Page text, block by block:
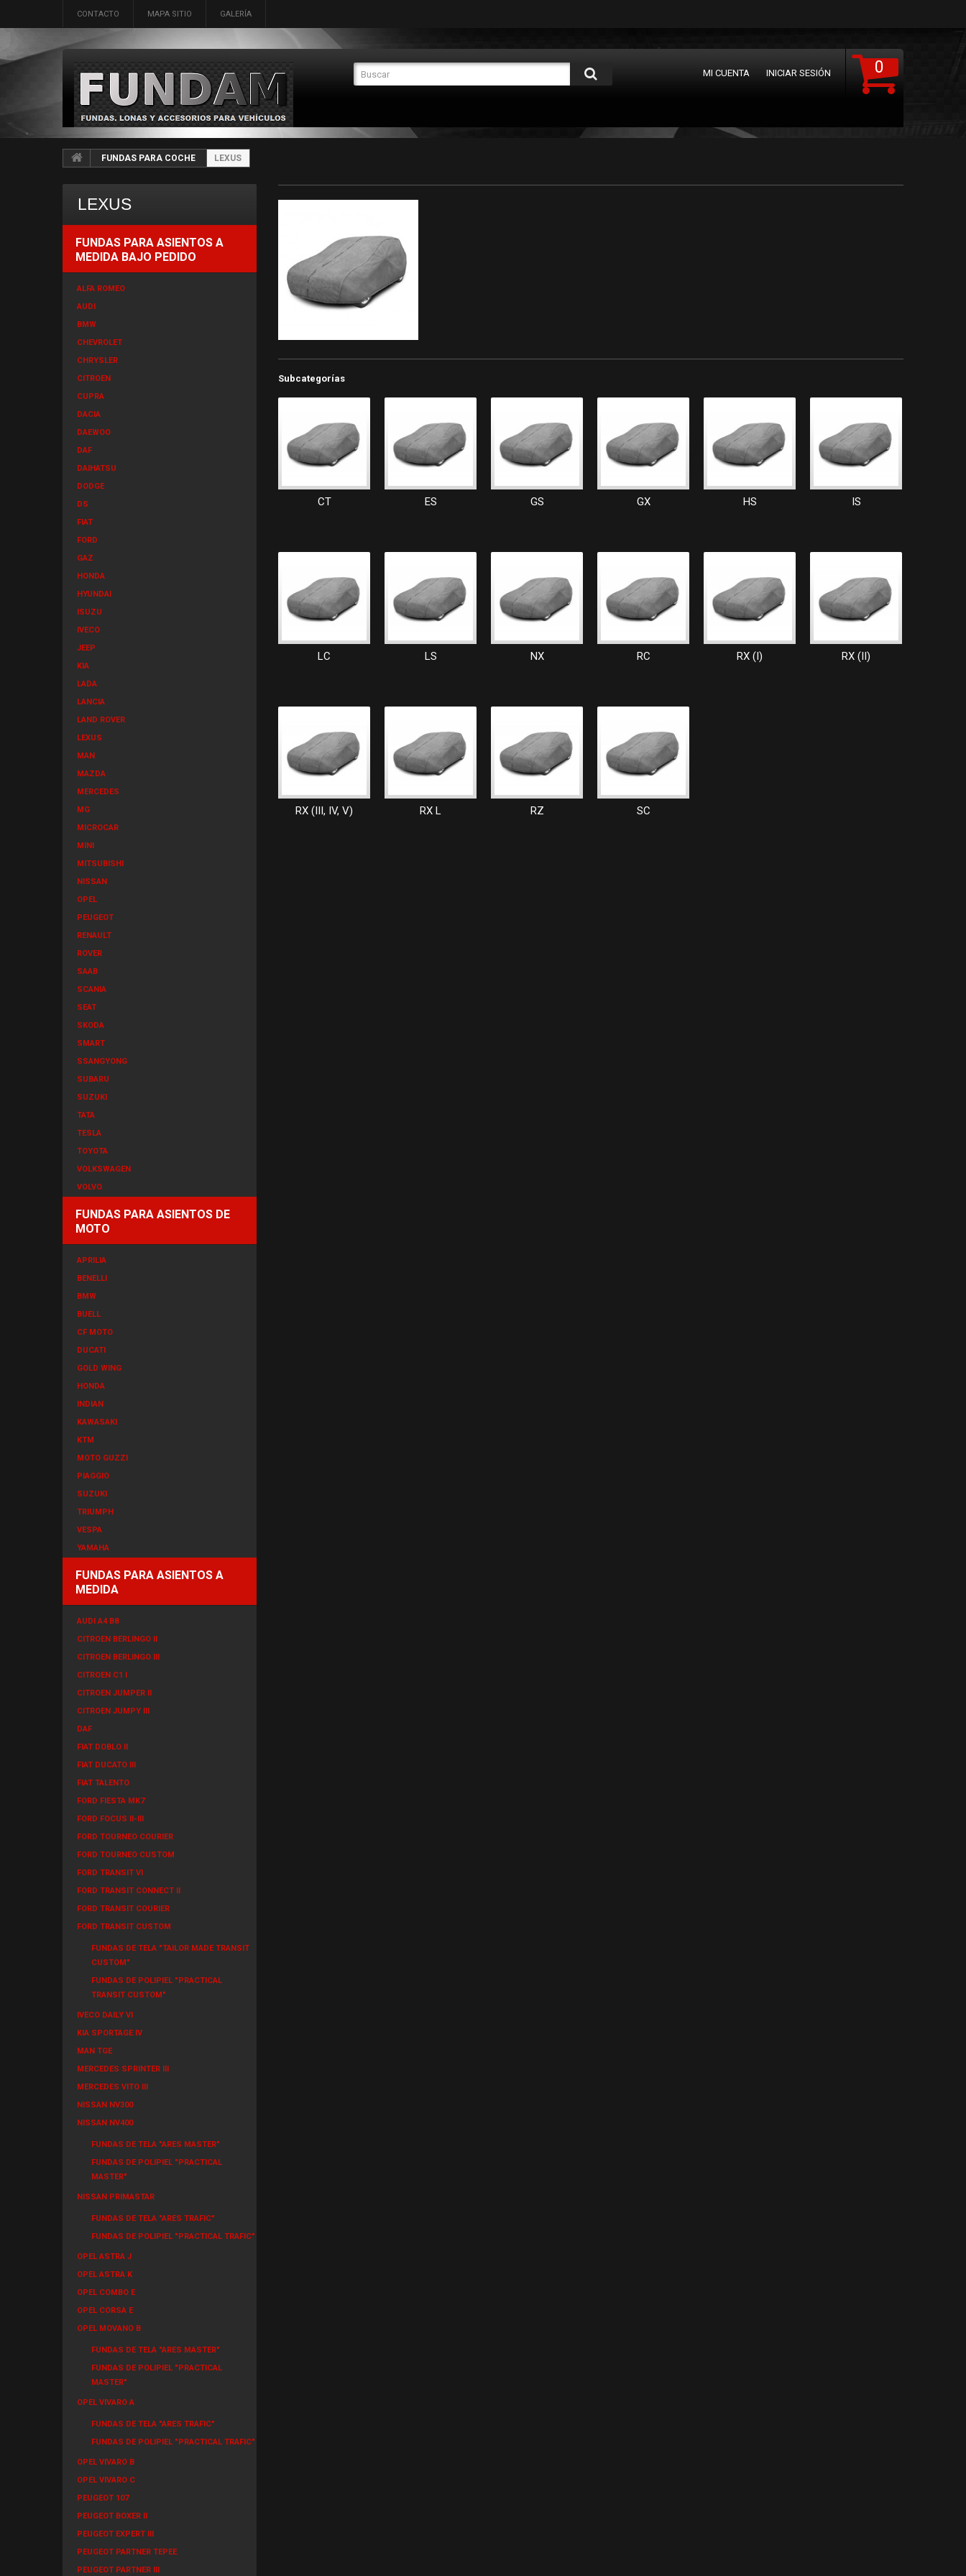
CONTACTO MAPA SITIO GALERÍA
0
MI CUENTA INICIAR SESIÓN
FUNDAS PARA COCHE LEXUS
LEXUS
FUNDAS PARA ASIENTOS A
MEDIDA BAJO PEDIDO
ALFA ROMEO
AUDI
BMW
CHEVROLET
CHRYSLER
CITROEN
CUPRA
DACIA
DAEWOO
DAF
DAIHATSU
DODGE
DS
FIAT
FORD
GAZ
HONDA
HYUNDAI
ISUZU
IVECO
JEEP
KIA
LADA
LANCIA
LAND ROVER
LEXUS
MAN
MAZDA
MERCEDES
MG
MICROCAR
MINI
MITSUBISHI
NISSAN
OPEL
PEUGEOT
RENAULT
ROVER
SAAB
SCANIA
SEAT
SKODA
SMART
SSANGYONG
SUBARU
SUZUKI
TATA
TESLA
TOYOTA
VOLKSWAGEN
VOLVO
FUNDAS PARA ASIENTOS DE
MOTO
APRILIA
BENELLI
BMW
BUELL
CF MOTO
DUCATI
GOLD WING
HONDA
INDIAN
KAWASAKI
KTM
MOTO GUZZI
PIAGGIO
SUZUKI
TRIUMPH
VESPA
YAMAHA
FUNDAS PARA ASIENTOS A
MEDIDA
AUDI A4 B8
CITROEN BERLINGO II
CITROEN BERLINGO III
CITROEN C1 I
CITROEN JUMPER II
CITROEN JUMPY III
DAF
FIAT DOBLO II
FIAT DUCATO III
FIAT TALENTO
FORD FIESTA MK7
FORD FOCUS II-III
FORD TOURNEO COURIER
FORD TOURNEO CUSTOM
FORD TRANSIT VI
FORD TRANSIT CONNECT II
FORD TRANSIT COURIER
FORD TRANSIT CUSTOM
FUNDAS DE TELA "TAILOR MADE TRANSIT
CUSTOM"
FUNDAS DE POLIPIEL "PRACTICAL
TRANSIT CUSTOM"
IVECO DAILY VI
KIA SPORTAGE IV
MAN TGE
MERCEDES SPRINTER III
MERCEDES VITO III
NISSAN NV300
NISSAN NV400
FUNDAS DE TELA "ARES MASTER"
FUNDAS DE POLIPIEL "PRACTICAL
MASTER"
NISSAN PRIMASTAR
FUNDAS DE TELA "ARES TRAFIC"
FUNDAS DE POLIPIEL "PRACTICAL TRAFIC"
OPEL ASTRA J
OPEL ASTRA K
OPEL COMBO E
OPEL CORSA E
OPEL MOVANO B
FUNDAS DE TELA "ARES MASTER"
FUNDAS DE POLIPIEL "PRACTICAL
MASTER"
OPEL VIVARO A
FUNDAS DE TELA "ARES TRAFIC"
FUNDAS DE POLIPIEL "PRACTICAL TRAFIC"
OPEL VIVARO B
OPEL VIVARO C
PEUGEOT 107
PEUGEOT BOXER II
PEUGEOT EXPERT III
PEUGEOT PARTNER TEPEE
PEUGEOT PARTNER III
Subcategorías
CT ES GS GX HS IS
LC LS NX RC RX (I) RX (II)
RX (III, IV, V) RX L RZ SC